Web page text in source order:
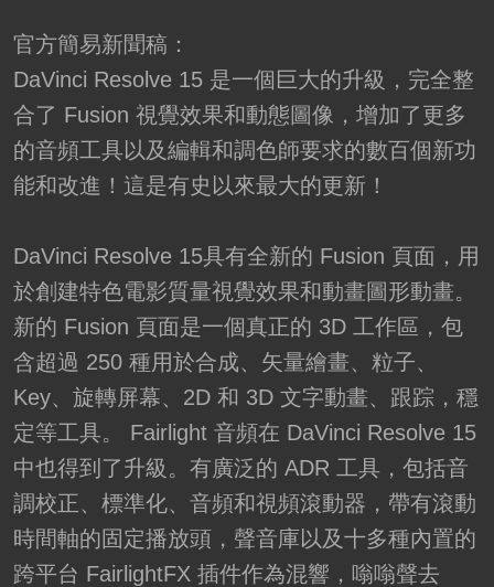
官方簡易新聞稿：
DaVinci Resolve 15 是一個巨大的升級，完全整
合了 Fusion 視覺效果和動態圖像，增加了更多
的音頻工具以及編輯和調色師要求的數百個新功
能和改進！這是有史以​​來最大的更新！
DaVinci Resolve 15具有全新的 Fusion 頁面，用
於創建特色電影質量視覺效果和動畫圖形動畫。
新的 Fusion 頁面是一個真正的 3D 工作區，包
含超過 250 種用於合成、矢量繪畫、粒子、
Key、旋轉屏幕、2D 和 3D 文字動畫、跟踪，穩
定等工具。 Fairlight 音頻在 DaVinci Resolve 15
中也得到了升級。有廣泛的 ADR 工具，包括音
調校正、標準化、音頻和視頻滾動器，帶有滾動
時間軸的固定播放頭，聲音庫以及十多種內置的
跨平台 FairlightFX 插件作為混響，嗡嗡聲去